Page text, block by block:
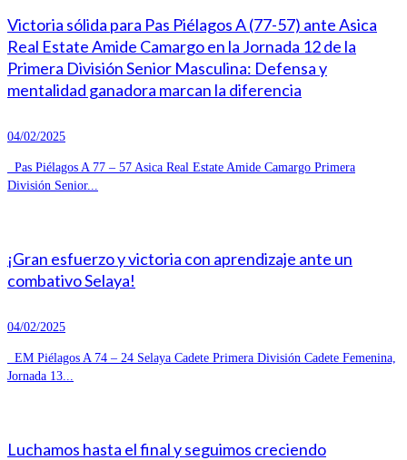
Victoria sólida para Pas Piélagos A (77-57) ante Asica
Real Estate Amide Camargo en la Jornada 12 de la
Primera División Senior Masculina: Defensa y
mentalidad ganadora marcan la diferencia
04/02/2025
Pas Piélagos A 77 – 57 Asica Real Estate Amide Camargo Primera
División Senior...
¡Gran esfuerzo y victoria con aprendizaje ante un
combativo Selaya!
04/02/2025
EM Piélagos A 74 – 24 Selaya Cadete Primera División Cadete Femenina,
Jornada 13...
Luchamos hasta el final y seguimos creciendo